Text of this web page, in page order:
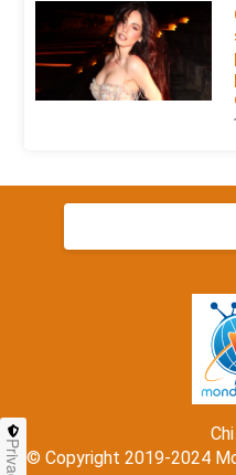
Ricerca
© Copyright 2019-2024
Privacy